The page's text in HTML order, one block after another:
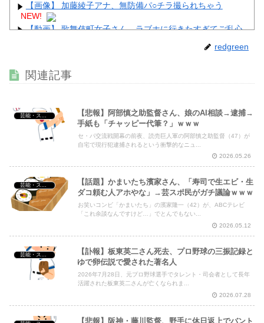
【画像】 加藤綾子アナ、無防備パ○チラ撮られちゃう
NEW!
【動画】 歌舞伎町女子さん、ラブホに行きたすぎてご乱心
【画像】 大久保佳代子さん、やっぱりドスケベだったｗｗ
ジャッキー・チェン「濃いメンツでお酒飲んだw(パシャ」
NEW!
Powered by livedoor 相互RSS
redgreen
関連記事
【悲報】阿部慎之助監督さん、娘のAI相談→逮捕→
手紙も「チャッピー代筆？」ｗｗｗ
セ・パ交流戦開幕の前夜、読売巨人軍の阿部慎之助監督（47）が
自宅で現行犯逮捕されるという衝撃的なニュ...
2026.05.26
【話題】かまいたち濱家さん、「寿司で生エビ・生
ダコ頼む人アホやな」→芸スポ民がガチ議論ｗｗｗ
お笑いコンビ「かまいたち」の濱家隆一（42）が、ABCテレビ
「これ余談なんですけど…」でとんでもない...
2026.05.12
【訃報】板東英二さん死去、プロ野球の三振記録と
ゆで卵伝説で愛された著名人
2026年7月28日、元プロ野球選手でタレント・司会者として長年
活躍された板東英二さんが亡くなられま...
2026.07.28
【悲報】阪神・藤川監督、野手に休日返上でバント